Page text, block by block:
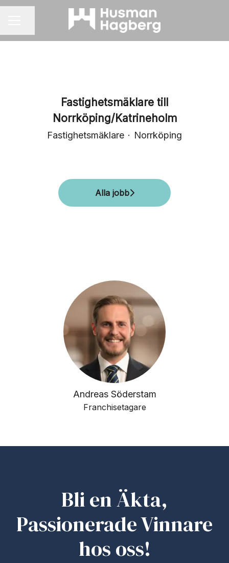
Fastighetsmäklare till
Norrköping/Katrineholm
Fastighetsmäklare · Norrköping
Alla jobb
Andreas Söderstam
Franchisetagare
Bli en Äkta,
Passionerade Vinnare
hos oss!